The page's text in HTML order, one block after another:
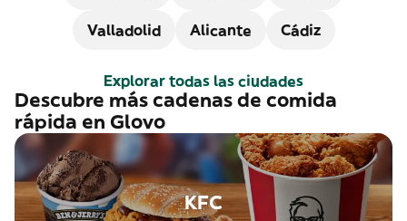
Valladolid Alicante Cádiz
Explorar todas las ciudades
Descubre más cadenas de comida
rápida en Glovo
KFC